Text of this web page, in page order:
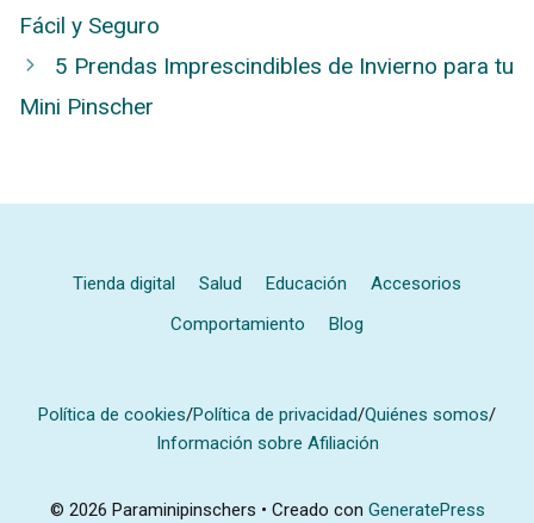
Fácil y Seguro
5 Prendas Imprescindibles de Invierno para tu
Mini Pinscher
Tienda digital Salud Educación
Accesorios
Comportamiento
Blog
Política de cookies/Política de privacidad/Quiénes somos/
Información sobre Afiliación
© 2026 Paraminipinschers • Creado con GeneratePress